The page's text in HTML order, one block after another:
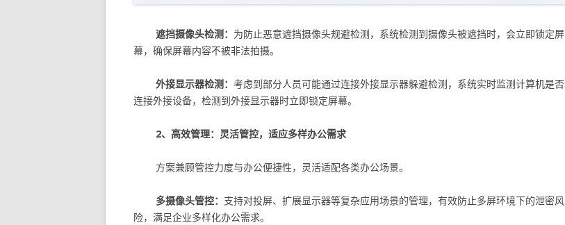
遮挡摄像头检测： 为防止恶意遮挡摄像头规避检测，系统检测到摄像头被遮挡时，会立即锁定屏
幕，确保屏幕内容不被非法拍摄。
外接显示器检测： 考虑到部分人员可能通过连接外接显示器躲避检测，系统实时监测计算机是否
连接外接设备，检测到外接显示器时立即锁定屏幕。
2、高效管理：灵活管控，适应多样办公需求
方案兼顾管控力度与办公便捷性，灵活适配各类办公场景。
多摄像头管控： 支持对投屏、扩展显示器等复杂应用场景的管理，有效防止多屏环境下的泄密风
险，满足企业多样化办公需求。